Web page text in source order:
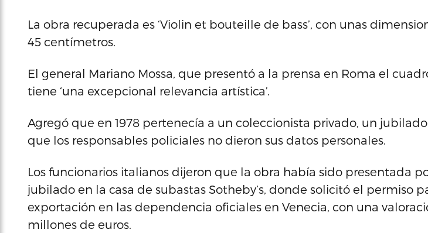
La obra recuperada es ‘Violin et bouteille de bass’, con unas
45 centímetros.
El general Mariano Mossa, que presentó a la prensa en Roma el
tiene ‘una excepcional relevancia artística’.
Agregó que en 1978 pertenecía a un coleccionista privado, un
que los responsables policiales no dieron sus datos personales.
Los funcionarios italianos dijeron que la obra había sido presentada
jubilado en la casa de subastas Sotheby’s, donde solicitó el permiso
exportación en las dependencia oficiales en Venecia, con una
millones de euros.